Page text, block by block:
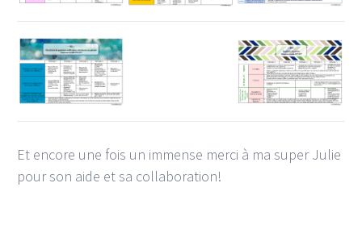
Et encore une fois un immense merci à ma super Julie
pour son aide et sa collaboration!